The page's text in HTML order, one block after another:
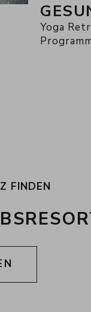
Yoga
FINDEN